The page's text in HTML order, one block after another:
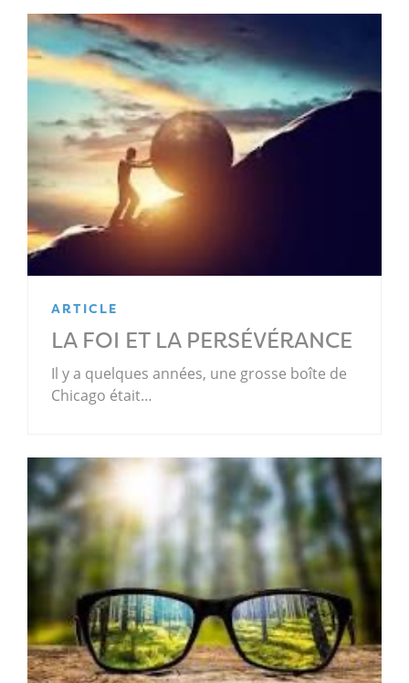
ARTICLE
LA FOI ET LA PERSÉVÉRANCE
Il y a quelques années, une grosse boîte de
Chicago était…